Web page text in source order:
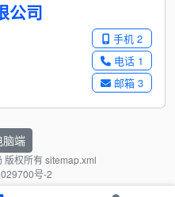
公司
手机 2
电话 1
邮箱 3
脑端
版权所有sitemap.xml
号-2